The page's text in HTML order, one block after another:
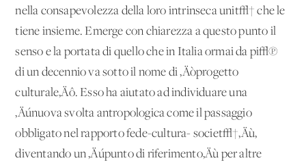
nella consapevolezza della loro intrinseca unit√† che le
tiene insieme. Emerge con chiarezza a questo punto il
senso e la portata di quello che in Italia ormai da pi√π
di un decennio va sotto il nome di ‚Äòprogetto
culturale‚Äô. Esso ha aiutato ad individuare una
‚Äúnuova svolta antropologica come il passaggio
obbligato nel rapporto fede-cultura- societ√†‚Äù,
diventando un ‚Äúpunto di riferimento‚Äù per altre